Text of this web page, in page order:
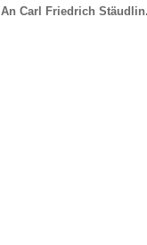
An Carl Friedrich